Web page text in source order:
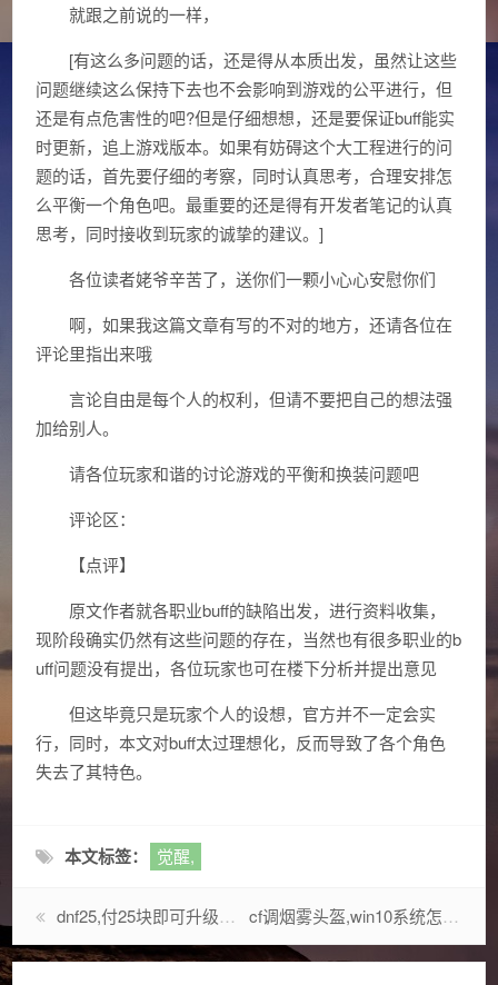
就跟之前说的一样，
[有这么多问题的话，还是得从本质出发，虽然让这些
问题继续这么保持下去也不会影响到游戏的公平进行，但
还是有点危害性的吧?但是仔细想想，还是要保证buff能实
时更新，追上游戏版本。如果有妨碍这个大工程进行的问
题的话，首先要仔细的考察，同时认真思考，合理安排怎
么平衡一个角色吧。最重要的还是得有开发者笔记的认真
思考，同时接收到玩家的诚挚的建议。]
各位读者姥爷辛苦了，送你们一颗小心心安慰你们
啊，如果我这篇文章有写的不对的地方，还请各位在
评论里指出来哦
言论自由是每个人的权利，但请不要把自己的想法强
加给别人。
请各位玩家和谐的讨论游戏的平衡和换装问题吧
评论区：
【点评】
原文作者就各职业buff的缺陷出发，进行资料收集，
现阶段确实仍然有这些问题的存在，当然也有很多职业的b
uff问题没有提出，各位玩家也可在楼下分析并提出意见
但这毕竟只是玩家个人的设想，官方并不一定会实
行，同时，本文对buff太过理想化，反而导致了各个角色
失去了其特色。
本文标签： 觉醒,
dnf25,付25块即可升级满级领取全部战令奖励? cf调烟雾头盔,win10系统怎么调cf的烟雾头?